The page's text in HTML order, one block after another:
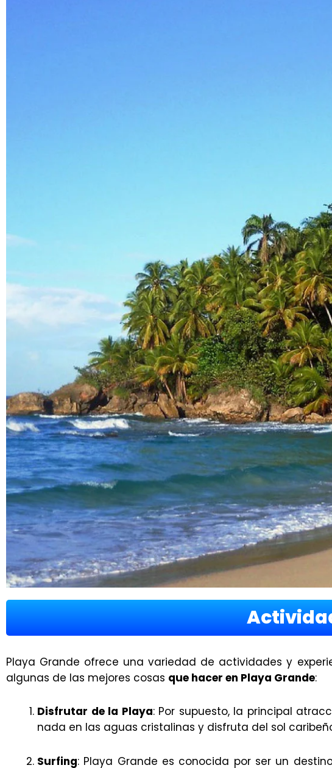
Playa Grande ofrece una variedad de actividades y
algunas de las mejores cosas que hacer en Playa Grande:
Disfrutar de la Playa: Por supuesto, la principal
nada en las aguas cristalinas y disfruta del sol
Surfing: Playa Grande es conocida por ser un